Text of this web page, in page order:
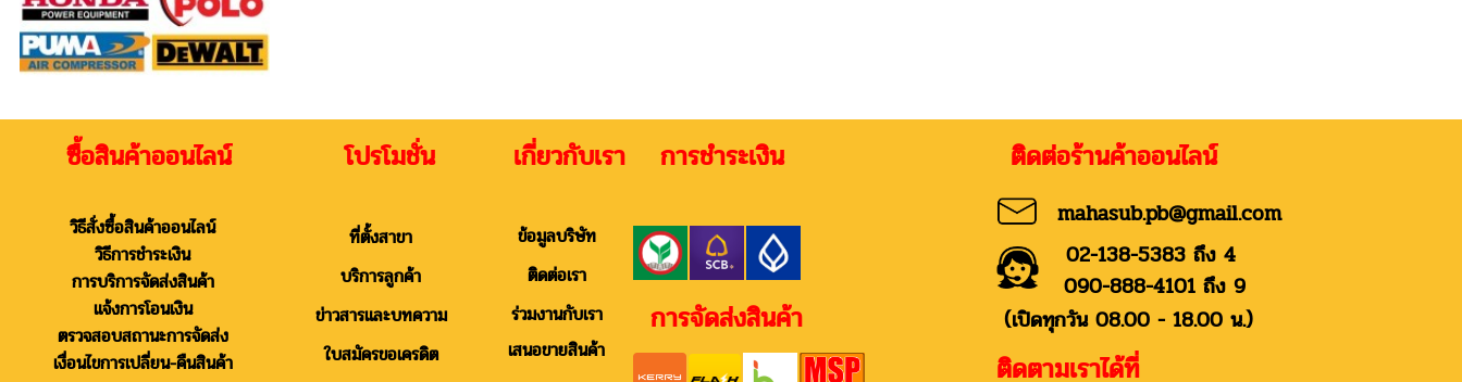
ซื้อสินค้าออนไลน์ โปรโมชั่น เกี่ยวกับเรา การชำระเงิน ติดต่อร้านค้าออนไลน์
วิธีสั่งซื้อสินค้าออนไลน์
วิธีการชำระเงิน
การบริการจัดส่งสินค้า
แจ้งการโอนเงิน
ตรวจสอบสถานะการจัดส่ง
เงื่อนไขการเปลี่ยน-คืนสินค้า
ที่ตั้งสาขา
บริการลูกค้า
ข่าวสารและบทความ
ใบสมัครขอเครดิต
ข้อมูลบริษัท
ติดต่อเรา
ร่วมงานกับเรา
เสนอขายสินค้า
การจัดส่งสินค้า
mahasub.pb@gmail.com
02-138-5383 ถึง 4
090-888-4101 ถึง 9
(เปิดทุกวัน 08.00 - 18.00 น.)
ติดตามเราได้ที่